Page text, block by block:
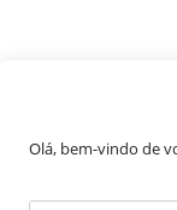
Olá, bem-vindo de